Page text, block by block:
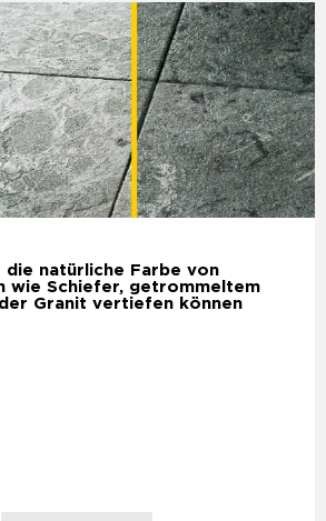
die natürliche Farbe von
wie Schiefer, getrommeltem
Granit vertiefen können